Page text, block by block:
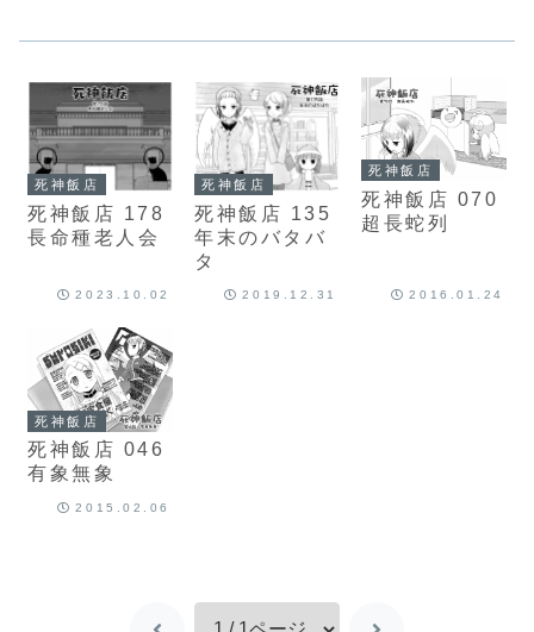
死神飯店
死神飯店 178
長命種老人会
2023.10.02
死神飯店
死神飯店 135
年末のバタバ
タ
2019.12.31
死神飯店
死神飯店 070
超長蛇列
2016.01.24
死神飯店
死神飯店 046
有象無象
2015.02.06